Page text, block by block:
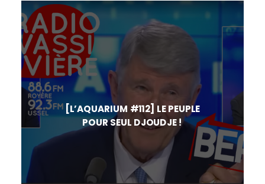
[L’AQUARIUM #112] LE PEUPLE
POUR SEUL DJOUDJE !